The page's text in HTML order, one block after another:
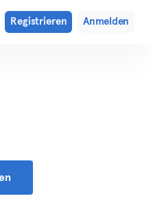
Registrieren Anmelden